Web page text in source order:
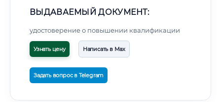
ВЫДАВАЕМЫЙ ДОКУМЕНТ:
удостоверение о повышении квалификации
Узнать цену Написать в Max
Задать вопрос в Telegram